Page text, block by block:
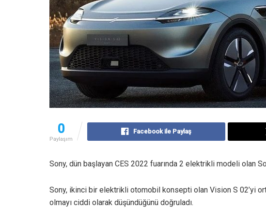
0
Paylaşım
Facebook ile Paylaş
Sony, dün başlayan CES 2022 fuarında 2 elektrikli modeli olan
Sony, ikinci bir elektrikli otomobil konsepti olan Vision S 02’yi
olmayı ciddi olarak düşündüğünü doğruladı.